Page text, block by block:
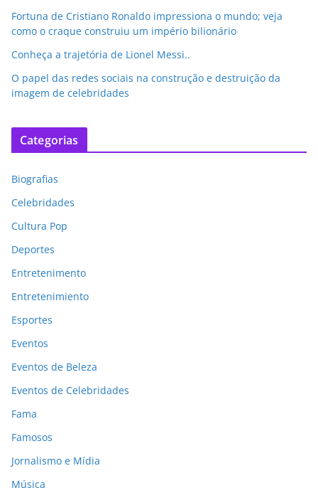
Fortuna de Cristiano Ronaldo impressiona o mundo; veja
como o craque construiu um império bilionário
Conheça a trajetória de Lionel Messi..
O papel das redes sociais na construção e destruição da
imagem de celebridades
Categorias
Biografias
Celebridades
Cultura Pop
Deportes
Entretenimento
Entretenimiento
Esportes
Eventos
Eventos de Beleza
Eventos de Celebridades
Fama
Famosos
Jornalismo e Mídia
Música